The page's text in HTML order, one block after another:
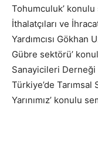
Tohumculuk’
İthalatçıları ve
Yardımcısı Gökhan
Gübre sektörü’
Sanayicileri Derneği
Türkiye’de
Yarınımız’ konulu